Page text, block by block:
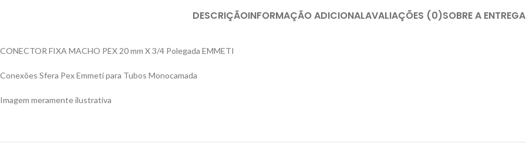
DESCRIÇÃOINFORMAÇÃO ADICIONALAVALIAÇÕES (0)SOBRE A ENTREGA
CONECTOR FIXA MACHO PEX 20 mm X 3/4 Polegada EMMETI
Conexões Sfera Pex Emmeti para Tubos Monocamada
Imagem meramente ilustrativa